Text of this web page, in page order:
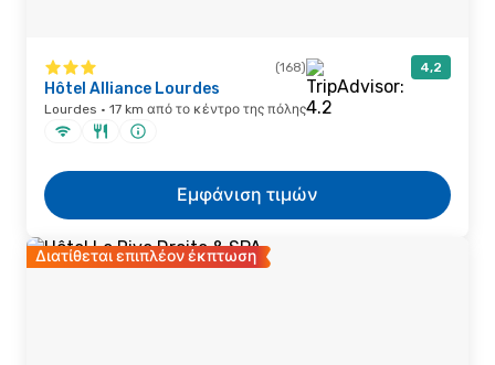
(168) 4,2
Hôtel Alliance Lourdes
Lourdes · 17 km από το κέντρο της πόλης
Εμφάνιση τιμών
Διατίθεται επιπλέον έκπτωση